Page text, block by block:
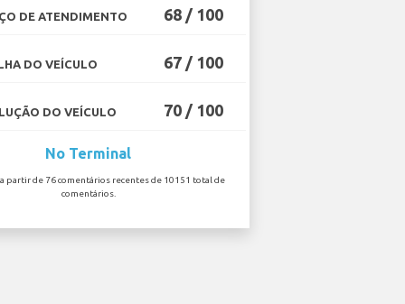
DE ATENDIMENTO 68 / 100
DO VEÍCULO 67 / 100
DO VEÍCULO 70 / 100
No Terminal
partir de 76 comentários recentes de 10151 total de
comentários.